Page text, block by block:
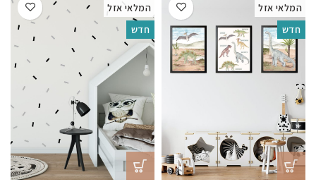
עד
עד
המלאי אזל
חדש
המלאי אזל
חדש